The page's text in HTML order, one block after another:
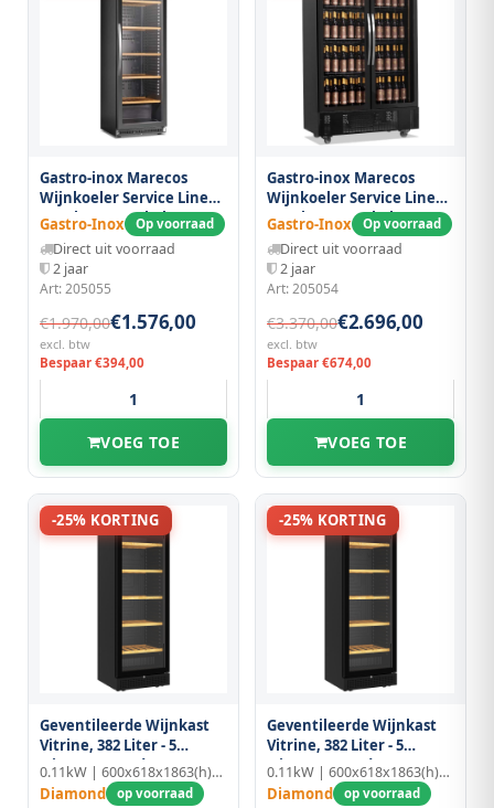
Gastro-inox Marecos
Wijnkoeler Service Line
112 Flessen, Enkele Zone
Gastro-Inox Op voorraad
Direct uit voorraad
2 jaar
Art: 205055
€1.970,00€1.576,00
excl. btw
Bespaar €394,00
VOEG TOE
Gastro-inox Marecos
Wijnkoeler Service Line
260 Flessen, Enkele Zone
Gastro-Inox Op voorraad
Direct uit voorraad
2 jaar
Art: 205054
€3.370,00€2.696,00
excl. btw
Bespaar €674,00
VOEG TOE
-25% KORTING
Geventileerde Wijnkast
Vitrine, 382 Liter - 5
Niveaus - Zonder Frame -
Zwart
0.11kW | 600x618x1863(h)mm
Diamond op voorraad
-25% KORTING
Geventileerde Wijnkast
Vitrine, 382 Liter - 5
Niveaus - Zonder Frame -
Zwart
0.11kW | 600x618x1863(h)mm
Diamond op voorraad